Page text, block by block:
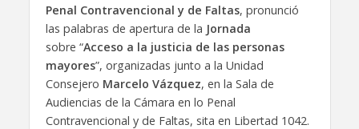
Penal Contravencional y de Faltas, pronunció
las palabras de apertura de la Jornada
sobre “Acceso a la justicia de las personas
mayores”, organizadas junto a la Unidad
Consejero Marcelo Vázquez, en la Sala de
Audiencias de la Cámara en lo Penal
Contravencional y de Faltas, sita en Libertad 1042.